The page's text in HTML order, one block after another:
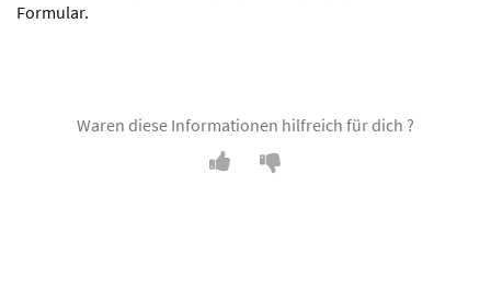
Formular.
Waren diese Informationen hilfreich für dich ?